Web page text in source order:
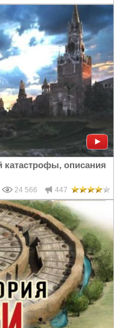
катастрофы, описания
24 566 447